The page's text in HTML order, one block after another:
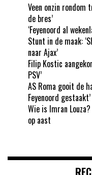
Veen onzin rondom
de bres’
‘Feyenoord al
Stunt in de maak:
naar Ajax’
Filip Kostic
PSV’
AS Roma gooit de
Feyenoord gestaakt’
Wie is Imran
op aast